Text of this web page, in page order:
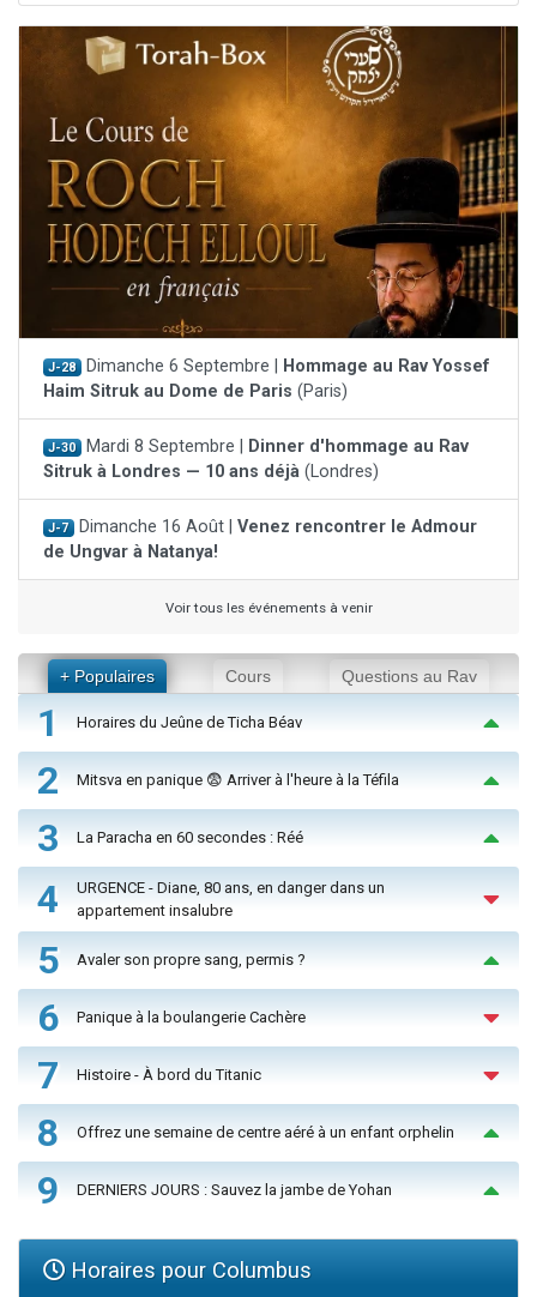
J-28 Dimanche 6 Septembre |
Hommage au Rav Yossef
Haim Sitruk au Dome de Paris (Paris)
J-30 Mardi 8 Septembre |
Dinner d'hommage au Rav
Sitruk à Londres — 10 ans déjà (Londres)
J-7 Dimanche 16 Août | Venez rencontrer le Admour
de Ungvar à Natanya!
Voir tous les événements à venir
+ Populaires Cours Questions au Rav
1 Horaires du Jeûne de Ticha Béav
2 Mitsva en panique 😨 Arriver à l'heure à la Téfila
3 La Paracha en 60 secondes : Réé
4
URGENCE - Diane, 80 ans, en danger dans un
appartement insalubre
5 Avaler son propre sang, permis ?
6 Panique à la boulangerie Cachère
7 Histoire - À bord du Titanic
8 Offrez une semaine de centre aéré à un enfant orphelin
9 DERNIERS JOURS : Sauvez la jambe de Yohan
Horaires pour Columbus